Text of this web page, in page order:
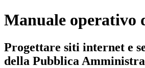
Manuale operativo
Progettare siti internet e
della Pubblica